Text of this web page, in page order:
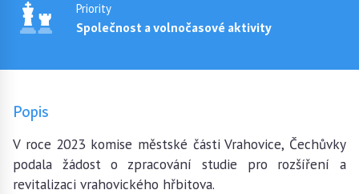
Priority
Společnost a volnočasové aktivity
Popis
V roce 2023 komise městské části Vrahovice, Čechůvky
podala žádost o zpracování studie pro rozšíření a
revitalizaci vrahovického hřbitova.